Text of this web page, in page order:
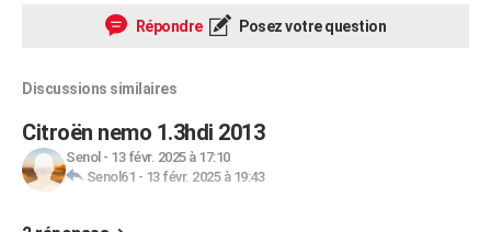
Répondre Posez votre question
Discussions similaires
Citroën nemo 1.3hdi 2013
Senol - 13 févr. 2025 à 17:10
Senol61 - 13 févr. 2025 à 19:43